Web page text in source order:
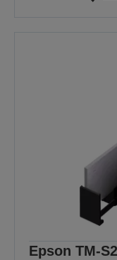
Epson TM-